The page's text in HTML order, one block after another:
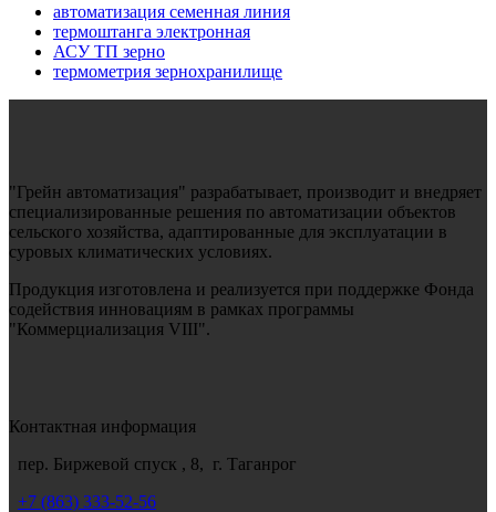
автоматизация семенная линия
термоштанга электронная
АСУ ТП зерно
термометрия зернохранилище
"Грейн автоматизация" разрабатывает, производит и внедряет
специализированные решения по автоматизации объектов
сельского хозяйства, адаптированные для эксплуатации в
суровых климатических условиях.
Продукция изготовлена и реализуется при поддержке Фонда
содействия инновациям в рамках программы
"Коммерциализация VIII".
Контактная информация
пер. Биржевой спуск , 8, г. Таганрог
+7 (863) 333-52-56